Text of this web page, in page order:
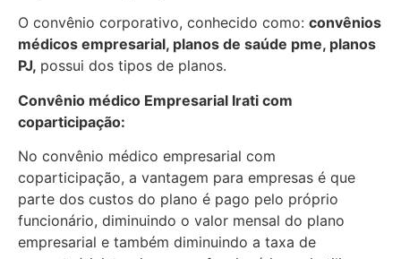
O convênio corporativo, conhecido como: convênios
médicos empresarial, planos de saúde pme, planos
PJ, possui dos tipos de planos.
Convênio médico Empresarial Irati com
coparticipação:
No convênio médico empresarial com
coparticipação, a vantagem para empresas é que
parte dos custos do plano é pago pelo próprio
funcionário, diminuindo o valor mensal do plano
empresarial e também diminuindo a taxa de